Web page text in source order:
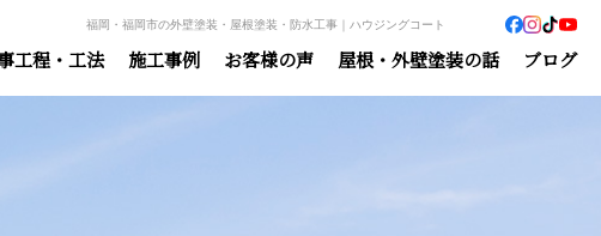
福岡・福岡市の外壁塗装・屋根塗装・防水工事｜ハウジングコート
工程・工法 施工事例 お客様の声 屋根・外壁塗装の話 ブログ